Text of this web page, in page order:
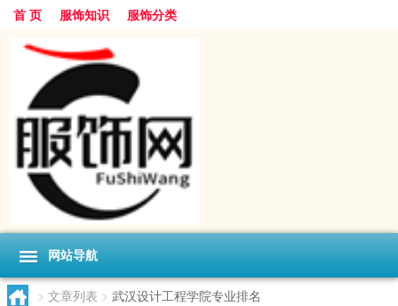
首 页 服饰知识 服饰分类
网站导航
> 文章列表 > 武汉设计工程学院专业排名